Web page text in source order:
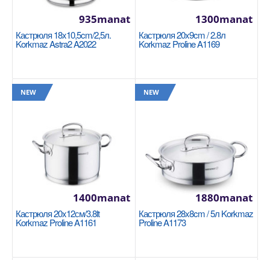
Кастрюля 18x10,5cm/2,5л. Korkmaz Astra2
Размер: 18x10,5см Благодаря плоским крышкам
посудомоечно..
935manat
Availability
В Корзину
Добавь в сравнения
Кастрюля 18x10,5cm/2,5л.
Korkmaz Astra2 A2022
935manat
Кастрюля 20x9cm / 2.8л
Korkmaz Proline A1169
1300manat
NEW
Кастрюля 20x12см/3.8lt
Korkmaz Proline A1161
1400manat
NEW
Кастрюля 28x8cm / 5л Korkmaz
Proline A1173
1880manat